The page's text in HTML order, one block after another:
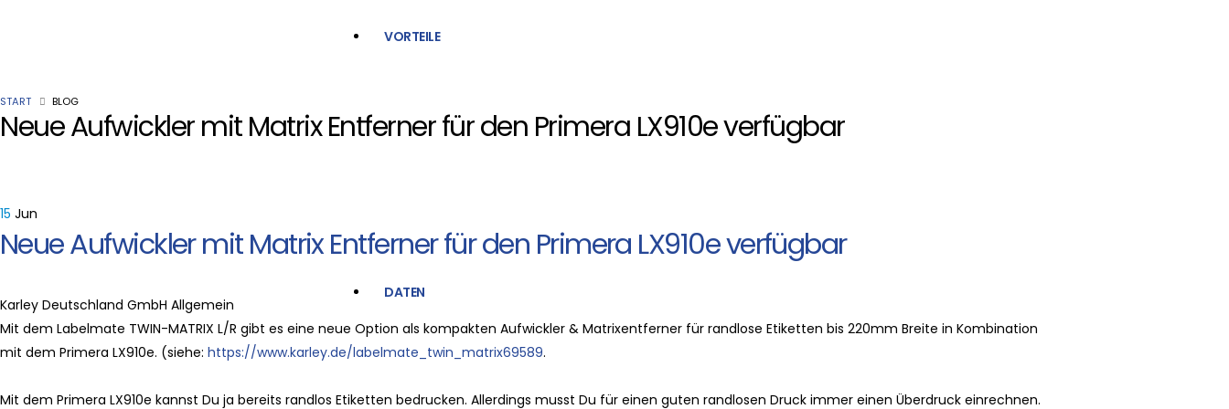
VORTEILE
DATEN
START BLOG
Neue Aufwickler mit Matrix Entferner für den Primera LX910e verfügbar
15 Jun
Neue Aufwickler mit Matrix Entferner für den Primera LX910e verfügbar
Karley Deutschland GmbH Allgemein
Mit dem Labelmate TWIN-MATRIX L/R gibt es eine neue Option als kompakten Aufwickler & Matrixentferner für randlose Etiketten bis 220mm Breite in Kombination
mit dem Primera LX910e. (siehe: https://www.karley.de/labelmate_twin_matrix69589.
Mit dem Primera LX910e kannst Du ja bereits randlos Etiketten bedrucken. Allerdings musst Du für einen guten randlosen Druck immer einen Überdruck einrechnen.